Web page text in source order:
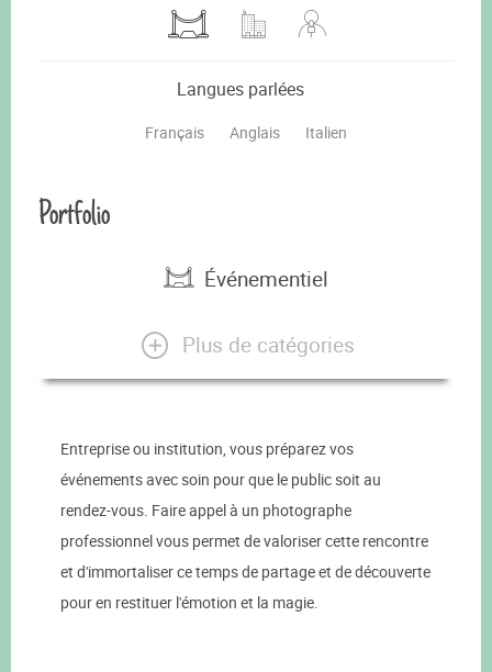
Langues parlées
Français Anglais Italien
Portfolio
Événementiel
Plus de catégories
Entreprise ou institution, vous préparez vos
événements avec soin pour que le public soit au
rendez-vous. Faire appel à un photographe
professionnel vous permet de valoriser cette rencontre
et d'immortaliser ce temps de partage et de découverte
pour en restituer l'émotion et la magie.